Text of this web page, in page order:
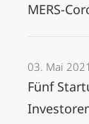
MERS-
03. Mai 2021
Fünf